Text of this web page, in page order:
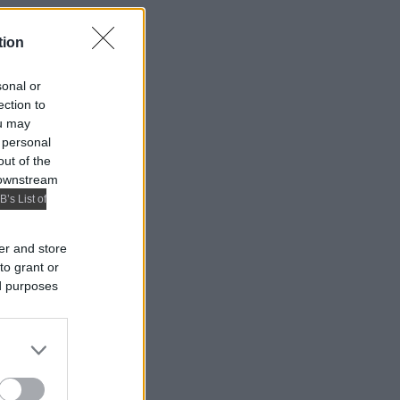
or
to
may
of the
List of
and store
grant or
purposes